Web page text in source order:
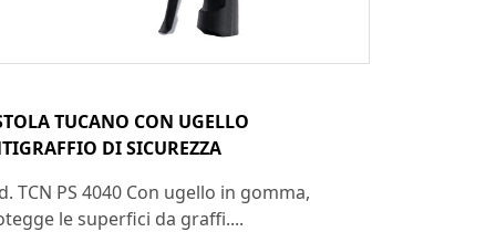
TUCANO CON UGELLO
DI SICUREZZA
TCN PS 4040 Con ugello in gomma,
le superfici da graffi....